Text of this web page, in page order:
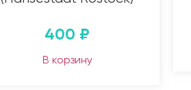
400 ₽
В корзину